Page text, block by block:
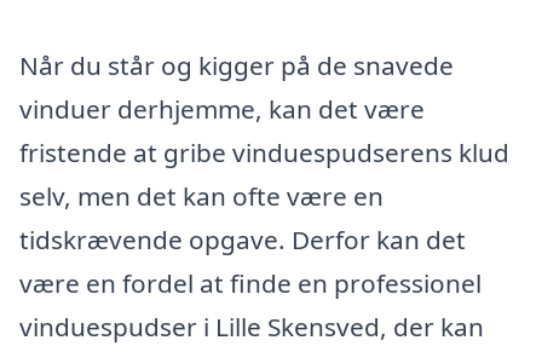
Når du står og kigger på de snavede
vinduer derhjemme, kan det være
fristende at gribe vinduespudserens klud
selv, men det kan ofte være en
tidskrævende opgave. Derfor kan det
være en fordel at finde en professionel
vinduespudser i Lille Skensved, der kan